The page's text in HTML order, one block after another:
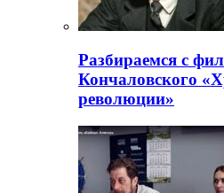
Разбираемся с
Кончаловского
революции»